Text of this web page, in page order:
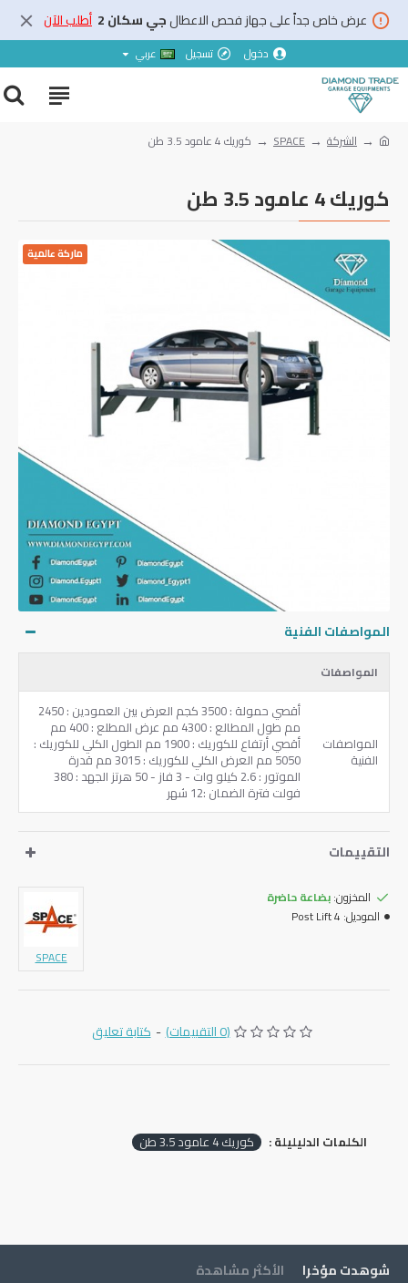
عرض خاص جداً على جهاز فحص الاعطالجي سكان 2 أطلب الآن
دخول تسجيل عربي
الشركة SPACE ‏كوريك ‎4‏ عامود ‎3.5‏ طن
‏كوريك ‎4‏ عامود ‎3.5‏ طن
ماركة عالمية
المواصفات الفنية
المواصفات
المواصفات
الفنية
مم طول المطالع ‏: ‎4300‏ مم عرض المطلع ‏: ‎400‏ مم
أقصي أرتفاع للكوريك ‏: ‎1900‏ مم الطول الكلي للكوريك ‏:
‎5050‏ مم العرض الكلي للكوريك ‏: ‎3015‏ مم قدرة
الموتور ‏: ‎2.6‏ كيلو وات ‏- ‎3‏ فاز ‏- ‎50‏ هرتز الجهد ‏: 380
فولت فترة الضمان ‏:‎12‏ شهر
التقييمات
المخزون:بضاعة حاضرة
الموديل: 4 Post Lift
SPACE
(0 التقييمات) - كتابة تعليق
الكلمات الدليليلة : ‏كوريك ‎4‏ عامود ‎3.5‏ طن
شوهدت مؤخرا الأكثر مشاهدة